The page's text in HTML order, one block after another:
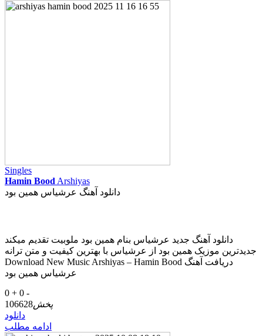
Singles
Hamin Bood Arshiyas
دانلود آهنگ عرشیاس همین بود
دانلود آهنگ جدید عرشیاس بنام همین بود ملوبیت تقدیم میکند
جدیدترین موزیک همین بود از عرشیاس با بهترین کیفیت و متن ترانه
Download New Music Arshiyas – Hamin Bood دریافت آهنگ
عرشیاس همین بود
0 + 0 -
پخش106628
دانلود
ادامه مطلب